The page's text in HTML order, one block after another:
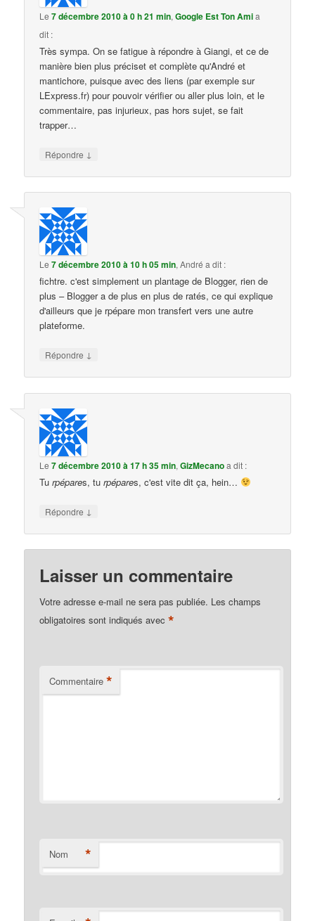
Le7 décembre 2010 à 0 h 21 min,Google Est Ton Amia
dit :
Très sympa. On se fatigue à répondre à Giangi, et ce de
manière bien plus préciset et complète qu'André et
mantichore, puisque avec des liens (par exemple sur
LExpress.fr) pour pouvoir vérifier ou aller plus loin, et le
commentaire, pas injurieux, pas hors sujet, se fait
trapper…
Répondre ↓
Le7 décembre 2010 à 10 h 05 min,André a dit :
fichtre. c'est simplement un plantage de Blogger, rien de
plus – Blogger a de plus en plus de ratés, ce qui explique
d'ailleurs que je rpépare mon transfert vers une autre
plateforme.
Répondre ↓
Le7 décembre 2010 à 17 h 35 min,GizMecanoa dit :
Turpépares, turpépares, c'est vite dit ça, hein…
Répondre ↓
Laisser un commentaire
Votre adresse e-mail ne sera pas publiée. Les champs
obligatoires sont indiqués avec*
Commentaire *
Nom *